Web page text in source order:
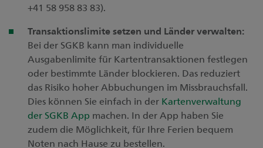
+41 58 958 83 83).
Transaktionslimite setzen und Länder verwalten:
Bei der SGKB kann man individuelle
Ausgabenlimite für Kartentransaktionen festlegen
oder bestimmte Länder blockieren. Das reduziert
das Risiko hoher Abbuchungen im Missbrauchsfall.
Dies können Sie einfach in der Kartenverwaltung
der SGKB App machen. In der App haben Sie
zudem die Möglichkeit, für Ihre Ferien bequem
Noten nach Hause zu bestellen.